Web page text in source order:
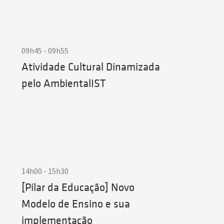
09h45 - 09h55
Atividade Cultural Dinamizada
pelo AmbientalIST
14h00 - 15h30
[Pilar da Educação] Novo
Modelo de Ensino e sua
implementação
se
no
a equipa
na
are
was
he
at IST.